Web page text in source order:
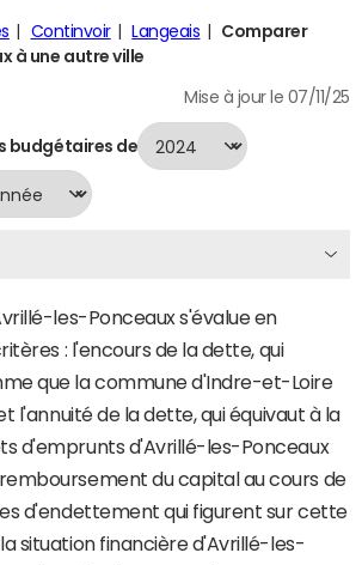
Continvoir Langeais
Comparer
à une autre ville
Mise à jour le 07/11/25
budgétaires de
les-Ponceaux s'évalue en
: l'encours de la dette, qui
que la commune d'Indre-et-Loire
l'annuité de la dette, qui équivaut à la
d'emprunts d'Avrillé-les-Ponceaux
du capital au cours de
d'endettement qui figurent sur cette
situation financière d'Avrillé-les-